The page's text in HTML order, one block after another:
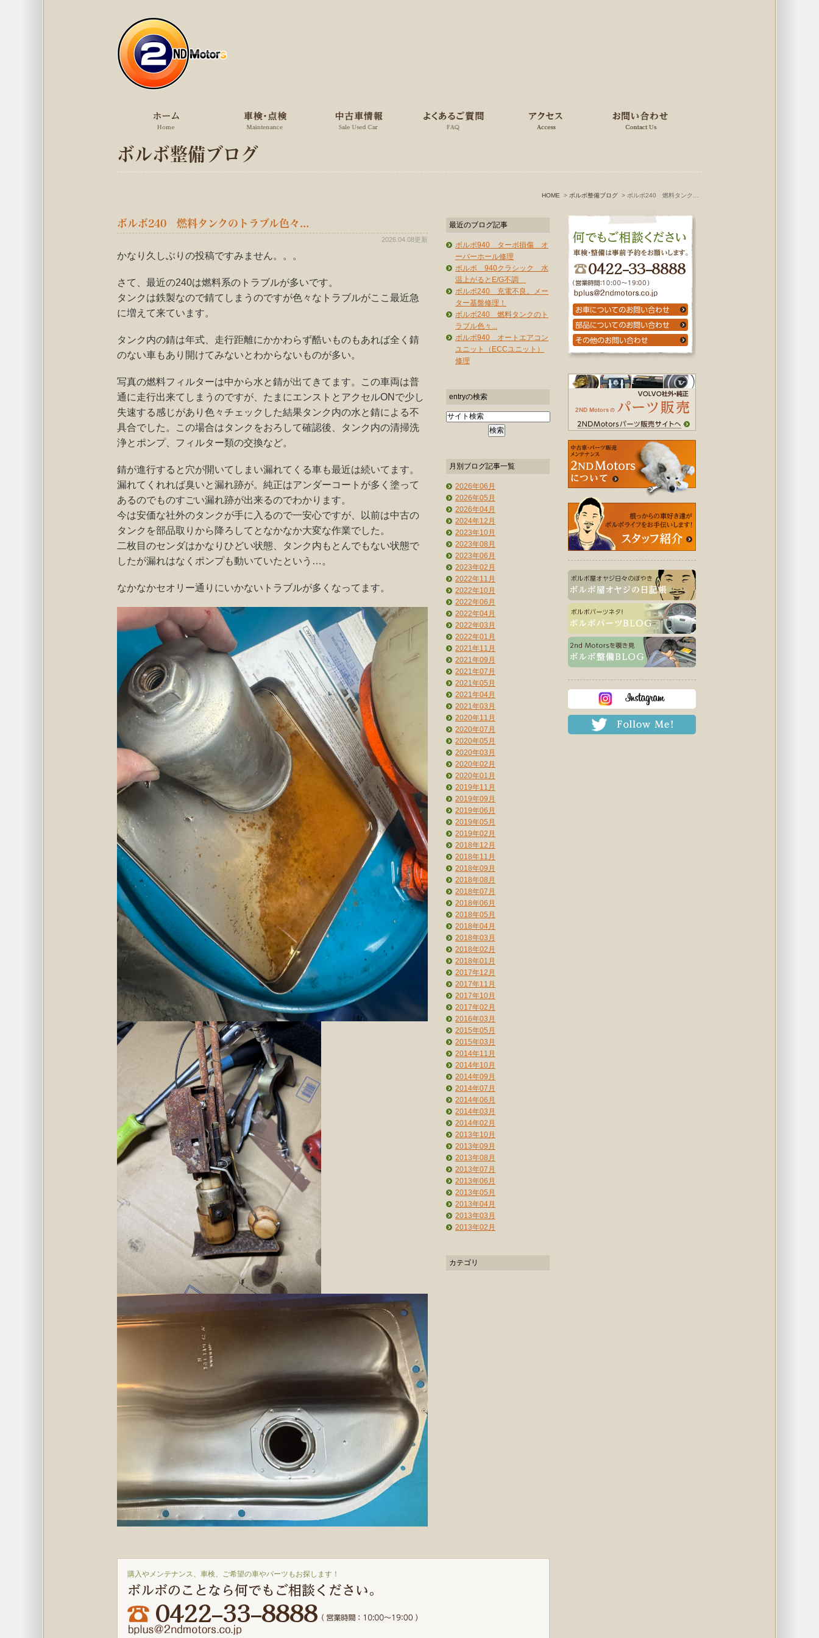
ボルボ整備ブログ
HOME ボルボ整備ブログ
ボルボ240 燃料タンクのトラブル色々...
2026.04.08更新
かなり久しぶりの投稿ですみません。。。
さて、最近の240は燃料系のトラブルが多いです。
タンクは鉄製なので錆てしまうのですが色々なトラブルがここ最近急
に増えて来ています。
タンク内の錆は年式、走行距離にかかわらず酷いものもあれば全く錆
のない車もあり開けてみないとわからないものが多い。
写真の燃料フィルターは中から水と錆が出てきてます。この車両は普
通に走行出来てしまうのですが、たまにエンストとアクセルONで少し
失速する感じがあり色々チェックした結果タンク内の水と錆による不
具合でした。この場合はタンクをおろして確認後、タンク内の清掃洗
浄とポンプ、フィルター類の交換など。
錆が進行すると穴が開いてしまい漏れてくる車も最近は続いてます。
漏れてくれれば臭いと漏れ跡が。純正はアンダーコートが多く塗って
あるのでものすごい漏れ跡が出来るのでわかります。
今は安価な社外のタンクが手に入るので一安心ですが、以前は中古の
タンクを部品取りから降ろしてとなかなか大変な作業でした。
二枚目のセンダはかなりひどい状態、タンク内もとんでもない状態で
したが漏れはなくポンプも動いていたという…。
なかなかセオリー通りにいかないトラブルが多くなってます。
最近のブログ記事
ボルボ940 ターボ損傷 オ
ーバーホール修理
ボルボ 940クラシック 水
温上がるとE/G不調
ボルボ240 充電不良。メー
ター基盤修理！
ボルボ240 燃料タンクのト
ラブル色々...
ボルボ940 オートエアコン
ユニット（ECCユニット）
修理
entryの検索
月別ブログ記事一覧
2026年06月
2026年05月
2026年04月
2024年12月
2023年10月
2023年08月
2023年06月
2023年02月
2022年11月
2022年10月
2022年06月
2022年04月
2022年03月
2022年01月
2021年11月
2021年09月
2021年07月
2021年05月
2021年04月
2021年03月
2020年11月
2020年07月
2020年05月
2020年03月
2020年02月
2020年01月
2019年11月
2019年09月
2019年06月
2019年05月
2019年02月
2018年12月
2018年11月
2018年09月
2018年08月
2018年07月
2018年06月
2018年05月
2018年04月
2018年03月
2018年02月
2018年01月
2017年12月
2017年11月
2017年10月
2017年02月
2016年03月
2015年05月
2015年03月
2014年11月
2014年10月
2014年09月
2014年07月
2014年06月
2014年03月
2014年02月
2013年10月
2013年09月
2013年08月
2013年07月
2013年06月
2013年05月
2013年04月
2013年03月
2013年02月
カテゴリ
購入やメンテナンス、車検、ご希望の車やパーツもお探します！
ボルボのことなら何でもご相談ください。